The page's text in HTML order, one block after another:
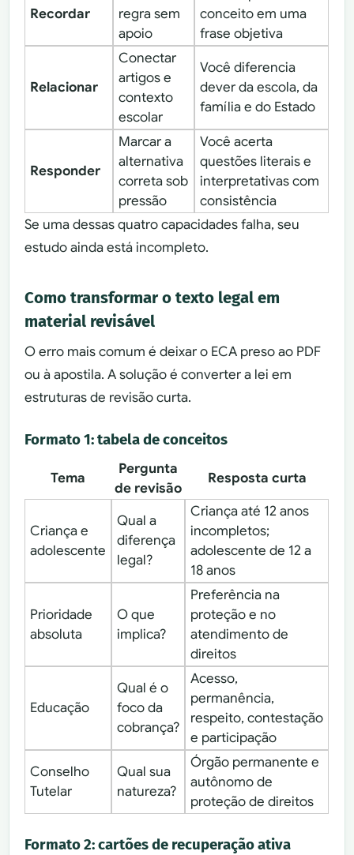
Recordar
regra sem
apoio
conceito em uma
frase objetiva
Relacionar
Conectar
artigos e
contexto
escolar
Você diferencia
dever da escola, da
família e do Estado
Responder
Marcar a
alternativa
correta sob
pressão
Você acerta
questões literais e
interpretativas com
consistência
Se uma dessas quatro capacidades falha, seu
estudo ainda está incompleto.
Como transformar o texto legal em
material revisável
O erro mais comum é deixar o ECA preso ao PDF
ou à apostila. A solução é converter a lei em
estruturas de revisão curta.
Formato 1: tabela de conceitos
Tema
Pergunta
de revisão
Resposta curta
Criança e
adolescente
Qual a
diferença
legal?
Criança até 12 anos
incompletos;
adolescente de 12 a
18 anos
Prioridade
absoluta
O que
implica?
Preferência na
proteção e no
atendimento de
direitos
Educação
Qual é o
foco da
cobrança?
Acesso,
permanência,
respeito, contestação
e participação
Conselho
Tutelar
Qual sua
natureza?
Órgão permanente e
autônomo de
proteção de direitos
Formato 2: cartões de recuperação ativa